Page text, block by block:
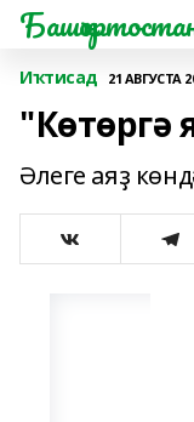
Иҡтисад 21 АВГУСТА
"Көтөргә
Әлеге аяҙ